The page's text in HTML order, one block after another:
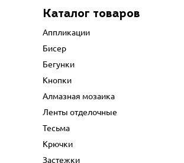
Каталог товаров
Аппликации
Бисер
Бегунки
Кнопки
Алмазная мозаика
Ленты отделочные
Тесьма
Крючки
Застежки